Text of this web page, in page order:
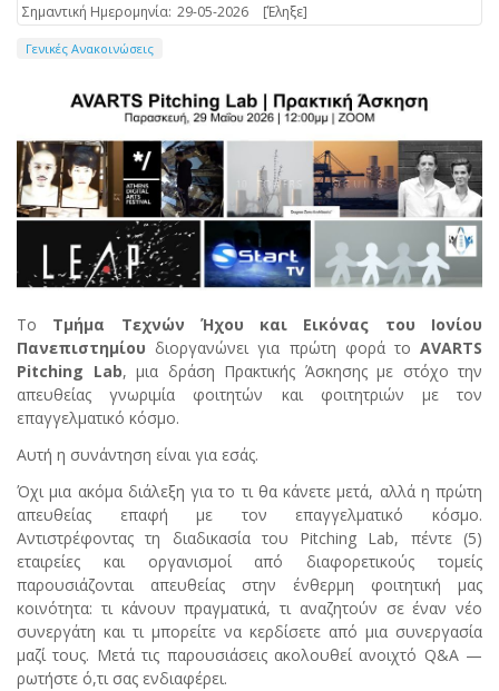
Σημαντική Ημερομηνία: 29-05-2026 [Έληξε]
Γενικές Ανακοινώσεις
Το Τμήμα Τεχνών Ήχου και Εικόνας του Ιονίου
Πανεπιστημίου διοργανώνει για πρώτη φορά το AVARTS
Pitching Lab, μια δράση Πρακτικής Άσκησης με στόχο την
απευθείας γνωριμία φοιτητών και φοιτητριών με τον
επαγγελματικό κόσμο.
Αυτή η συνάντηση είναι για εσάς.
Όχι μια ακόμα διάλεξη για το τι θα κάνετε μετά, αλλά η πρώτη
απευθείας επαφή με τον επαγγελματικό κόσμο.
Αντιστρέφοντας τη διαδικασία του Pitching Lab, πέντε (5)
εταιρείες και οργανισμοί από διαφορετικούς τομείς
παρουσιάζονται απευθείας στην ένθερμη φοιτητική μας
κοινότητα: τι κάνουν πραγματικά, τι αναζητούν σε έναν νέο
συνεργάτη και τι μπορείτε να κερδίσετε από μια συνεργασία
μαζί τους. Μετά τις παρουσιάσεις ακολουθεί ανοιχτό Q&A —
ρωτήστε ό,τι σας ενδιαφέρει.